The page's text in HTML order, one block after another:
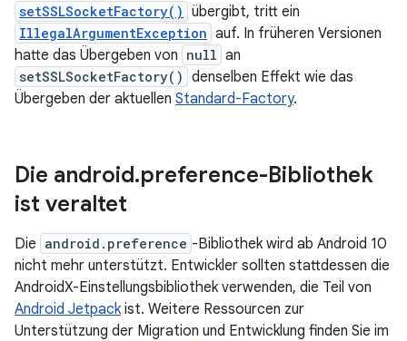
setSSLSocketFactory() übergibt, tritt ein
IllegalArgumentException auf. In früheren Versionen
hatte das Übergeben von null an
setSSLSocketFactory() denselben Effekt wie das
Übergeben der aktuellen Standard-Factory.
Die android.preference-Bibliothek
ist veraltet
Die android.preference -Bibliothek wird ab Android 10
nicht mehr unterstützt. Entwickler sollten stattdessen die
AndroidX-Einstellungsbibliothek verwenden, die Teil von
Android Jetpackist. Weitere Ressourcen zur
Unterstützung der Migration und Entwicklung finden Sie im